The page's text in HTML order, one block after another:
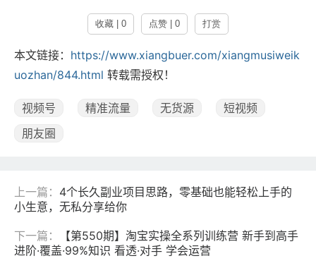
收藏 | 0 点赞 | 0 打赏
本文链接： https://www.xiangbuer.com/xiangmusiweik
uozhan/844.html 转载需授权！
视频号 精准流量 无货源
短视频
朋友圈
上一篇： 4个长久副业项目思路，零基础也能轻松上手的
小生意，无私分享给你
下一篇：
【第550期】淘宝实操全系列训练营 新手到高手
进阶·覆盖·99%知识 看透·对手 学会运营